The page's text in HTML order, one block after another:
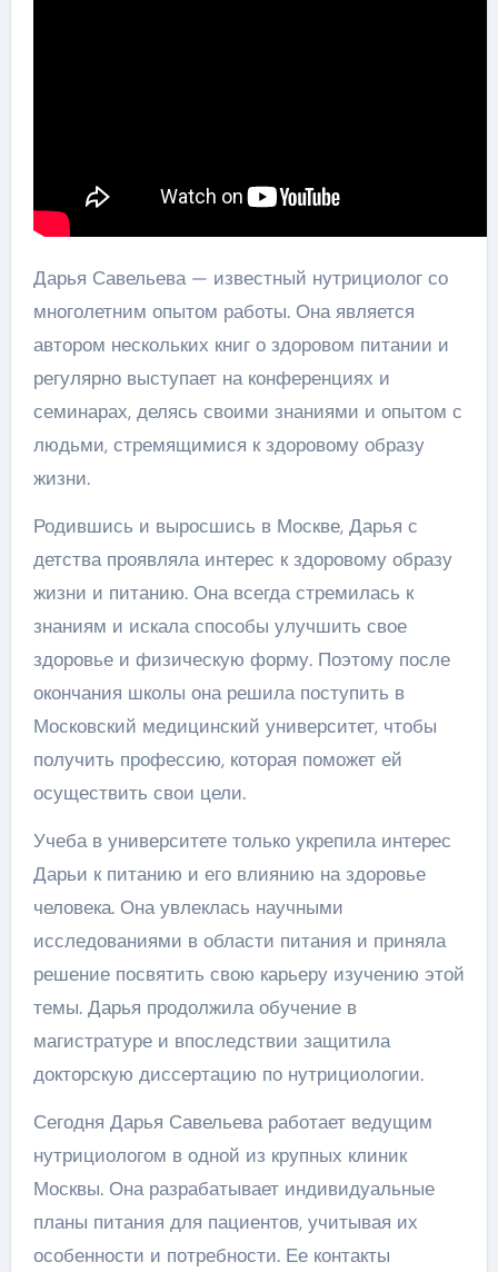
Дарья Савельева — известный нутрициолог со
многолетним опытом работы. Она является
автором нескольких книг о здоровом питании и
регулярно выступает на конференциях и
семинарах, делясь своими знаниями и опытом с
людьми, стремящимися к здоровому образу
жизни.
Родившись и выросшись в Москве, Дарья с
детства проявляла интерес к здоровому образу
жизни и питанию. Она всегда стремилась к
знаниям и искала способы улучшить свое
здоровье и физическую форму. Поэтому после
окончания школы она решила поступить в
Московский медицинский университет, чтобы
получить профессию, которая поможет ей
осуществить свои цели.
Учеба в университете только укрепила интерес
Дарьи к питанию и его влиянию на здоровье
человека. Она увлеклась научными
исследованиями в области питания и приняла
решение посвятить свою карьеру изучению этой
темы. Дарья продолжила обучение в
магистратуре и впоследствии защитила
докторскую диссертацию по нутрициологии.
Сегодня Дарья Савельева работает ведущим
нутрициологом в одной из крупных клиник
Москвы. Она разрабатывает индивидуальные
планы питания для пациентов, учитывая их
особенности и потребности. Ее контакты